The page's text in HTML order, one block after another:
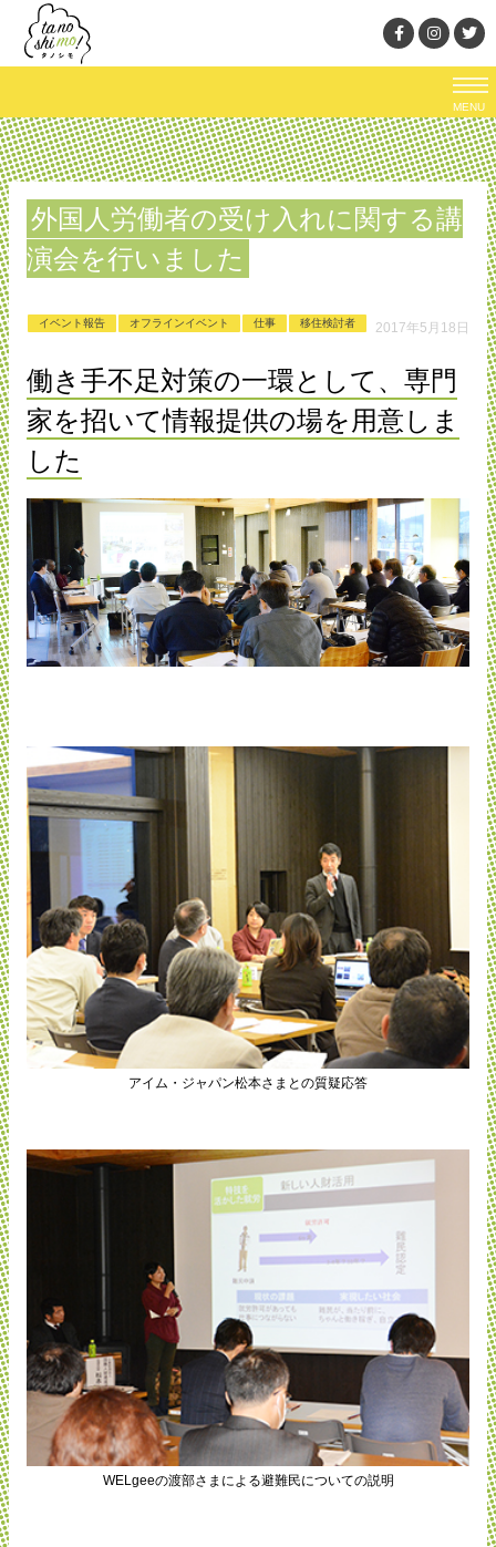
MENU
外国人労働者の受け入れに関する講
演会を行いました
2017年5月18日
イベント報告 オフラインイベント 仕事 移住検討者
働き手不足対策の一環として、専門
家を招いて情報提供の場を用意しま
した
アイム・ジャパン松本さまとの質疑応答
WELgeeの渡部さまによる避難民についての説明